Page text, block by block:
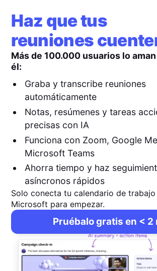
Haz que tus
reuniones
Más de 100.000 usuarios lo
él:
Graba y transcribe reuniones
automáticamente
Notas, resúmenes y tareas
precisas con IA
Funciona con Zoom, Google
Microsoft Teams
Ahorra tiempo y haz
asíncronos rápidos
Solo conecta tu calendario de
Microsoft para empezar.
Pruébalo gratis en < 2